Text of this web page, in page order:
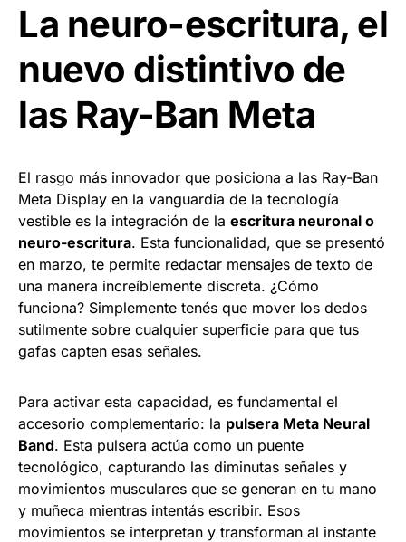
La neuro-escritura, el
nuevo distintivo de
las Ray-Ban Meta
El rasgo más innovador que posiciona a las Ray-Ban
Meta Display en la vanguardia de la tecnología
vestible es la integración de la escritura neuronal o
neuro-escritura. Esta funcionalidad, que se presentó
en marzo, te permite redactar mensajes de texto de
una manera increíblemente discreta. ¿Cómo
funciona? Simplemente tenés que mover los dedos
sutilmente sobre cualquier superficie para que tus
gafas capten esas señales.
Para activar esta capacidad, es fundamental el
accesorio complementario: la pulsera Meta Neural
Band. Esta pulsera actúa como un puente
tecnológico, capturando las diminutas señales y
movimientos musculares que se generan en tu mano
y muñeca mientras intentás escribir. Esos
movimientos se interpretan y transforman al instante